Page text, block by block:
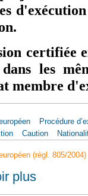
certifiée
dans les
membre
Procédure
Caution
(règl. 805/2004)
plus